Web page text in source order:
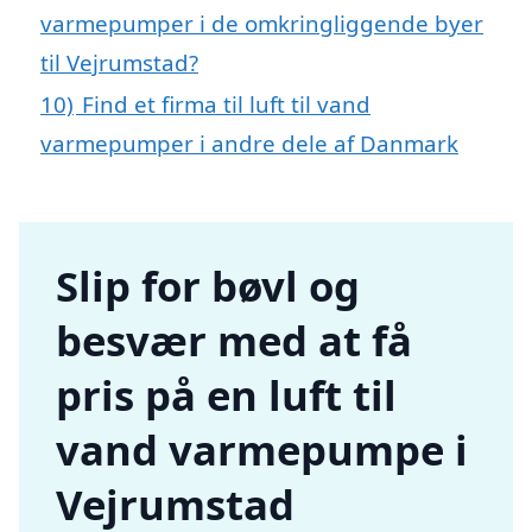
varmepumper i de omkringliggende byer
til Vejrumstad?
10) Find et firma til luft til vand
varmepumper i andre dele af Danmark
Slip for bøvl og
besvær med at få
pris på en luft til
vand varmepumpe i
Vejrumstad